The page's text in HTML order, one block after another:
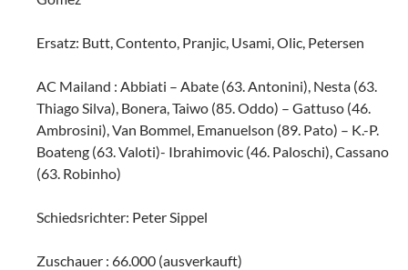
Ersatz: Butt, Contento, Pranjic, Usami, Olic, Petersen
AC Mailand : Abbiati – Abate (63. Antonini), Nesta (63.
Thiago Silva), Bonera, Taiwo (85. Oddo) – Gattuso (46.
Ambrosini), Van Bommel, Emanuelson (89. Pato) – K.-P.
Boateng (63. Valoti)- Ibrahimovic (46. Paloschi), Cassano
(63. Robinho)
Schiedsrichter: Peter Sippel
Zuschauer : 66.000 (ausverkauft)